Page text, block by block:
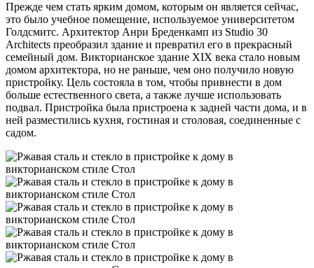
Прежде чем стать ярким домом, которым он является сейчас,
это было учебное помещение, используемое университетом
Голдсмитс. Архитектор Анри Бреденкамп из Studio 30
Architects преобразил здание и превратил его в прекрасный
семейный дом. Викторианское здание XIX века стало новым
домом архитектора, но не раньше, чем оно получило новую
пристройку. Цель состояла в том, чтобы привнести в дом
больше естественного света, а также лучше использовать
подвал. Пристройка была пристроена к задней части дома, и в
ней разместились кухня, гостиная и столовая, соединенные с
садом.